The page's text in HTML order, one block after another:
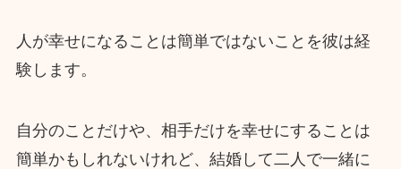
人が幸せになることは簡単ではないことを彼は経
験します。
自分のことだけや、相手だけを幸せにすることは
簡単かもしれないけれど、結婚して二人で一緒に